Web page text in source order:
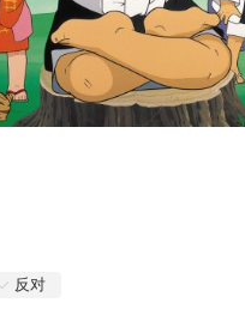
反对